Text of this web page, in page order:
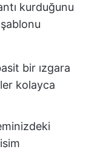
kurduğunu
bir ızgara
kolayca